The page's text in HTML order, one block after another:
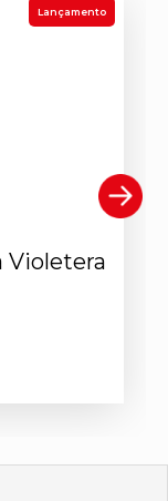
Lançamento
Violetera